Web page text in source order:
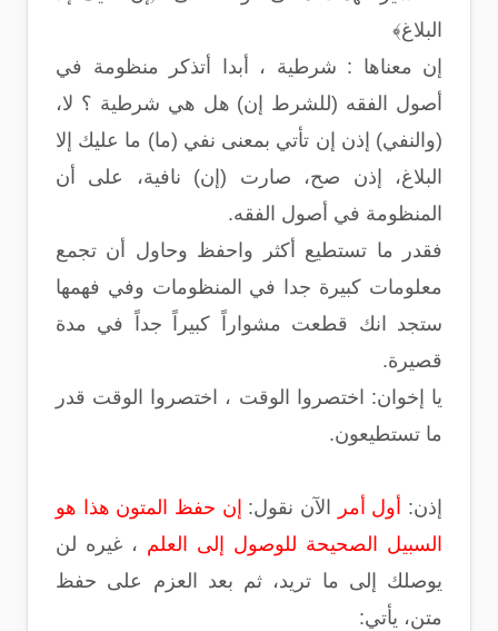
البلاغ﴾
إن معناها : شرطية ، أبدا أتذكر منظومة في
أصول الفقه (للشرط إن) هل هي شرطية ؟ لا،
(والنفي) إذن إن تأتي بمعنى نفي (ما) ما عليك إلا
البلاغ، إذن صح، صارت (إن) نافية، على أن
المنظومة في أصول الفقه.
فقدر ما تستطيع أكثر واحفظ وحاول أن تجمع
معلومات كبيرة جدا في المنظومات وفي فهمها
ستجد انك قطعت مشواراً كبيراً جداً في مدة
قصيرة.
يا إخوان: اختصروا الوقت ، اختصروا الوقت قدر
ما تستطيعون.
إذن: أول أمر الآن نقول: إن حفظ المتون هذا هو
السبيل الصحيحة للوصول إلى العلم ، غيره لن
يوصلك إلى ما تريد، ثم بعد العزم على حفظ
متن، يأتي: